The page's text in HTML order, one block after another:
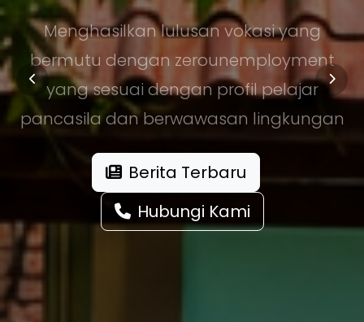
Menghasilkan lulusan vokasi yang
bermutu dengan zerounemployment
yang sesuai dengan profil pelajar
pancasila dan berwawasan lingkungan
Berita Terbaru
Hubungi Kami